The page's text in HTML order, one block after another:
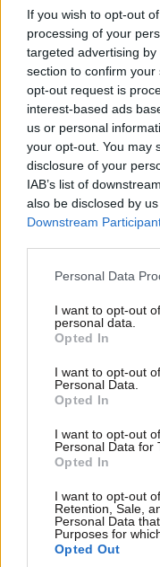
If you wish to opt-out
processing of your
targeted advertising
section to confirm
opt-out request is
interest-based ads
us or personal
your opt-out. You may
disclosure of your
IAB’s list of
also be disclosed by
Downstream
Please note that this
not limited to your visit
grant or deny consent
use your data for
consent section.
Personal Data
I want to opt-out
personal data.
Opted In
I want to opt-out
Personal Data.
Opted In
I want to opt-out
Personal Data for
Opted In
I want to opt-out
Retention, Sale,
Personal Data
Purposes for
Opted Out
ΠΡΟΣΘΕΣΤΕ ΤΟ
Xαρακτήρες: 0/1000
Διαβάστε και